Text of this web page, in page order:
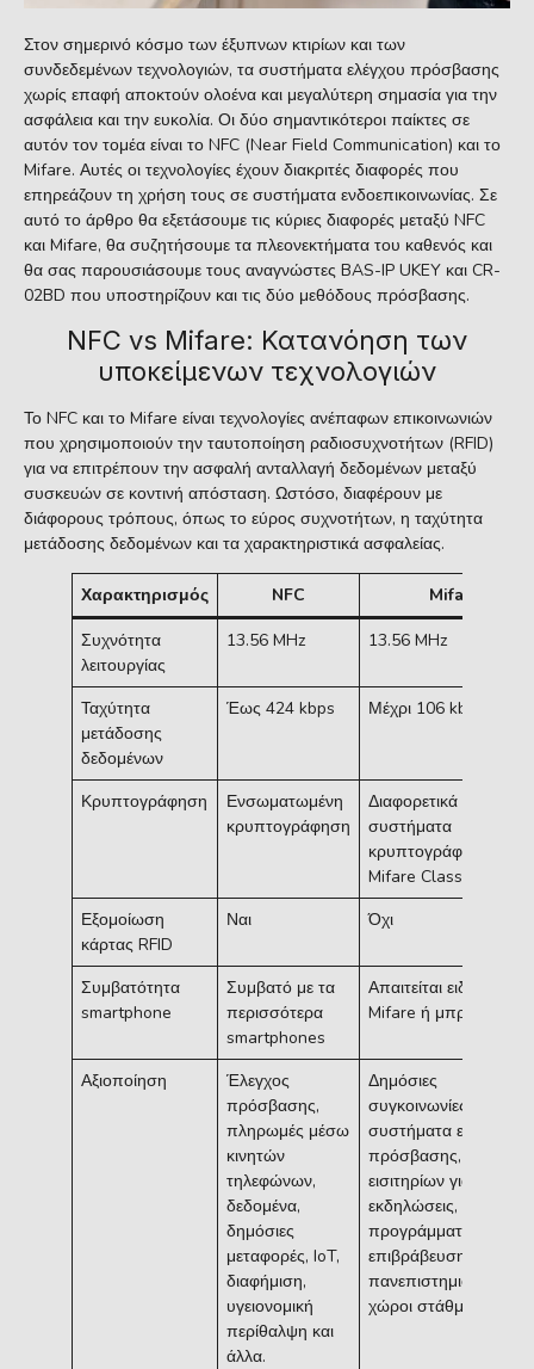
Στον σημερινό κόσμο των έξυπνων κτιρίων και των
συνδεδεμένων τεχνολογιών, τα συστήματα ελέγχου πρόσβασης
χωρίς επαφή αποκτούν ολοένα και μεγαλύτερη σημασία για την
ασφάλεια και την ευκολία. Οι δύο σημαντικότεροι παίκτες σε
αυτόν τον τομέα είναι το NFC (Near Field Communication) και το
Mifare. Αυτές οι τεχνολογίες έχουν διακριτές διαφορές που
επηρεάζουν τη χρήση τους σε συστήματα ενδοεπικοινωνίας. Σε
αυτό το άρθρο θα εξετάσουμε τις κύριες διαφορές μεταξύ NFC
και Mifare, θα συζητήσουμε τα πλεονεκτήματα του καθενός και
θα σας παρουσιάσουμε τους αναγνώστες BAS-IP UKEY και CR-
02BD που υποστηρίζουν και τις δύο μεθόδους πρόσβασης.
NFC vs Mifare: Κατανόηση των
υποκείμενων τεχνολογιών
Το NFC και το Mifare είναι τεχνολογίες ανέπαφων επικοινωνιών
που χρησιμοποιούν την ταυτοποίηση ραδιοσυχνοτήτων (RFID)
για να επιτρέπουν την ασφαλή ανταλλαγή δεδομένων μεταξύ
συσκευών σε κοντινή απόσταση. Ωστόσο, διαφέρουν με
διάφορους τρόπους, όπως το εύρος συχνοτήτων, η ταχύτητα
μετάδοσης δεδομένων και τα χαρακτηριστικά ασφαλείας.
Χαρακτηρισμός NFC
Mifare
Συχνότητα
λειτουργίας
13.56 MHz 13.56 MHz
Ταχύτητα
μετάδοσης
δεδομένων
Έως 424 kbps Μέχρι 106 kbps
Κρυπτογράφηση
Ενσωματωμένη
κρυπτογράφηση
Διαφορετικά
συστήματα
κρυπτογράφησης
Mifare Classic)
Εξομοίωση
κάρτας RFID
Ναι Όχι
Συμβατότητα
smartphone
Συμβατό με τα
περισσότερα
smartphones
Απαιτείται ειδική
Mifare ή μπρελόκ
Αξιοποίηση
Έλεγχος
πρόσβασης,
πληρωμές μέσω
κινητών
τηλεφώνων,
δεδομένα,
δημόσιες
μεταφορές, IoT,
διαφήμιση,
υγειονομική
περίθαλψη και
άλλα.
Δημόσιες
συγκοινωνίες,
συστήματα ελέγχου
πρόσβασης, έκδοση
εισιτηρίων για
εκδηλώσεις,
προγράμματα
επιβράβευσης, κάρτες
πανεπιστημιούπολης,
χώροι στάθμευσης